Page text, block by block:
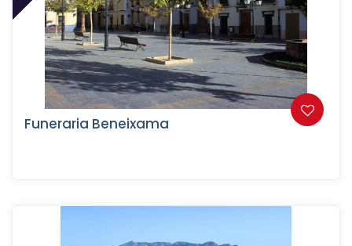
Funeraria Beneixama